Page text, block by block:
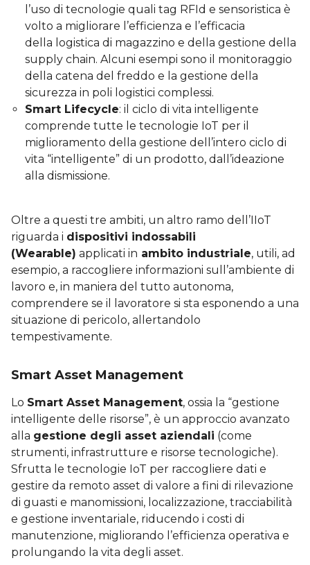
l’uso di tecnologie quali tag RFId e sensoristica è
volto a migliorare l’efficienza e l’efficacia
della logistica di magazzino e della gestione della
supply chain. Alcuni esempi sono il monitoraggio
della catena del freddo e la gestione della
sicurezza in poli logistici complessi.
Smart Lifecycle: il ciclo di vita intelligente
comprende tutte le tecnologie IoT per il
miglioramento della gestione dell’intero ciclo di
vita “intelligente” di un prodotto, dall’ideazione
alla dismissione.
Oltre a questi tre ambiti, un altro ramo dell’IIoT
riguarda i dispositivi indossabili
(Wearable) applicati in ambito industriale, utili, ad
esempio, a raccogliere informazioni sull’ambiente di
lavoro e, in maniera del tutto autonoma,
comprendere se il lavoratore si sta esponendo a una
situazione di pericolo, allertandolo
tempestivamente.
Smart Asset Management
Lo Smart Asset Management, ossia la “gestione
intelligente delle risorse”, è un approccio avanzato
alla gestione degli asset aziendali (come
strumenti, infrastrutture e risorse tecnologiche).
Sfrutta le tecnologie IoT per raccogliere dati e
gestire da remoto asset di valore a fini di rilevazione
di guasti e manomissioni, localizzazione, tracciabilità
e gestione inventariale, riducendo i costi di
manutenzione, migliorando l’efficienza operativa e
prolungando la vita degli asset.